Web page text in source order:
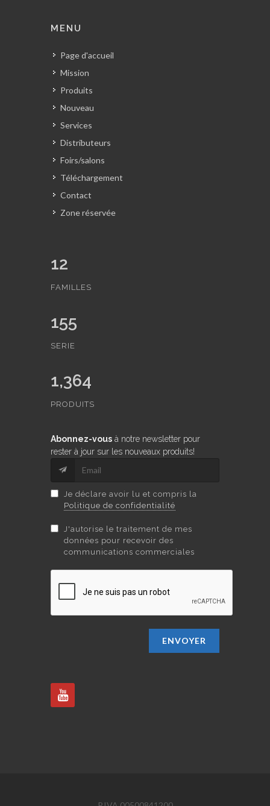
MENU
Page d'accueil
Mission
Produits
Nouveau
Services
Distributeurs
Foirs/salons
Téléchargement
Contact
Zone réservée
12
FAMILLES
155
SERIE
1,364
PRODUITS
Abonnez-vous à notre newsletter pour
rester à jour sur les nouveaux produits!
Je déclare avoir lu et compris la
Politique de confidentialité
J'autorise le traitement de mes
données pour recevoir des
communications commerciales
ENVOYER